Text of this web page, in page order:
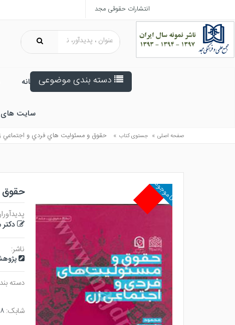
انتشارات حقوقی مجد
دسته بندی موضوعی خانه
سایت
صفحه اصلی » جستوی کتاب » حقوق و مسئوليت هاي فردي و اجتماعي
ناموجود
ناشر:
دسته
شابک: